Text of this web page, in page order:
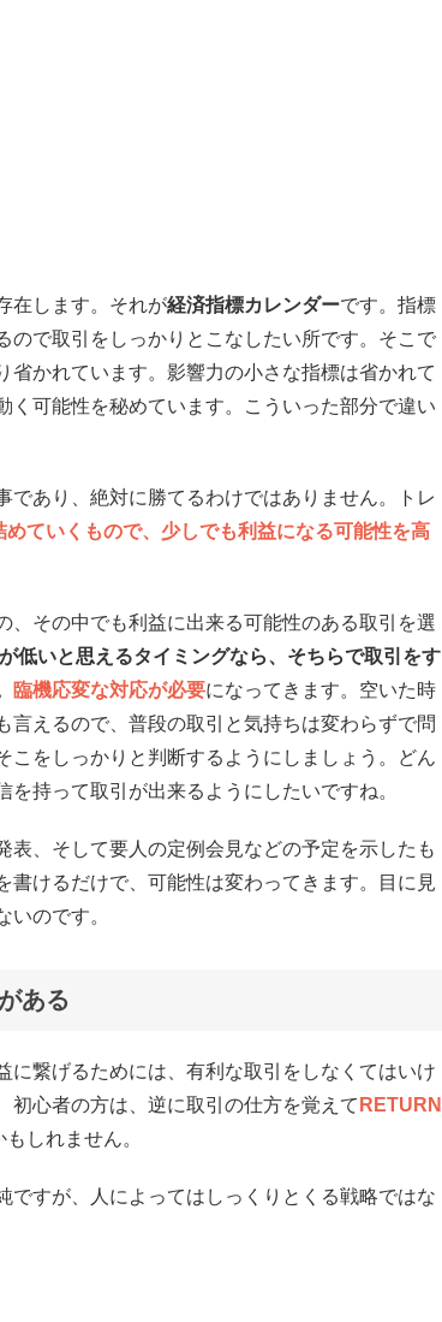
在します。それが経済指標カレンダーです。指標
で取引をしっかりとこなしたい所です。そこで
かれています。影響力の小さな指標は省かれて
可能性を秘めています。こういった部分で違い
あり、絶対に勝てるわけではありません。トレ
ていくもので、少しでも利益になる可能性を高
その中でも利益に出来る可能性のある取引を選
低いと思えるタイミングなら、そちらで取引をす
臨機応変な対応が必要になってきます。空いた時
えるので、普段の取引と気持ちは変わらずで問
をしっかりと判断するようにしましょう。どん
持って取引が出来るようにしたいですね。
、そして要人の定例会見などの予定を示したも
けるだけで、可能性は変わってきます。目に見
のです。
ある
繋げるためには、有利な取引をしなくてはいけ
初心者の方は、逆に取引の仕方を覚えて RETURN
しれません。
すが、人によってはしっくりとくる戦略ではな